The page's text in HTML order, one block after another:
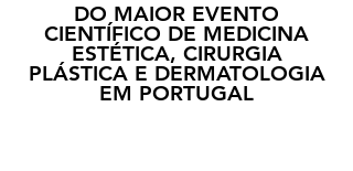
DO MAIOR EVENTO
CIENTÍFICO DE MEDICINA
ESTÉTICA, CIRURGIA
PLÁSTICA E DERMATOLOGIA
EM PORTUGAL